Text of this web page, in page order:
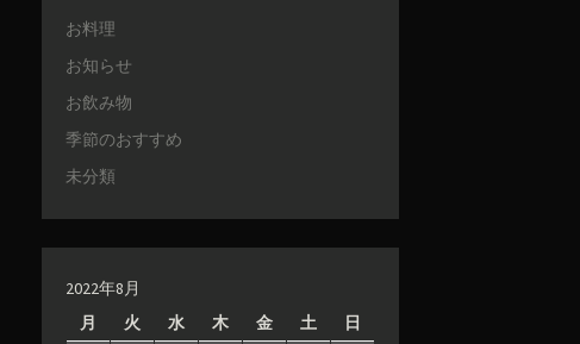
お料理
お知らせ
お飲み物
季節のおすすめ
未分類
2022年8月
月
火 水 木 金 土 日